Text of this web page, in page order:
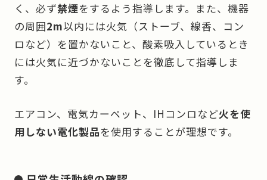
く、必ず禁煙をするよう指導します。また、機器
の周囲2m以内には火気（ストーブ、線香、コン
ロなど）を置かないこと、酸素吸入しているとき
には火気に近づかないことを徹底して指導しま
す。
エアコン、電気カーペット、IHコンロなど火を使
用しない電化製品を使用することが理想です。